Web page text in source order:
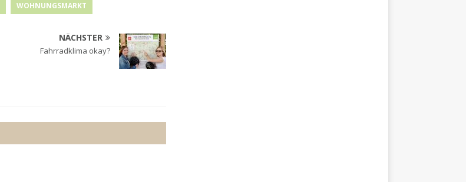
WOHNUNGSMARKT
NÄCHSTER
Fahrradklima okay?